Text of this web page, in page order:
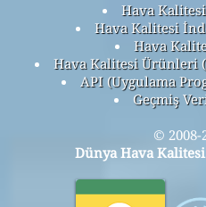
Hava
Hava Kalitesi
Hava
Hava Kalitesi Ürünleri
API (Uygulama
Geçmiş
© 2008-
Dünya Hava